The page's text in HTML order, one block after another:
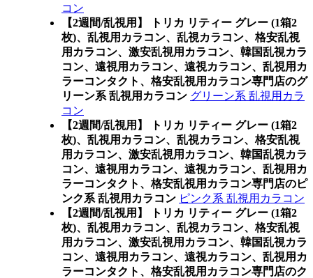
コン
【2週間/乱視用】 トリカ リティー グレー (1箱2
枚)、乱視用カラコン、乱視カラコン、格安乱視
用カラコン、激安乱視用カラコン、韓国乱視カラ
コン、遠視用カラコン、遠視カラコン、乱視用カ
ラーコンタクト、格安乱視用カラコン専門店のグ
リーン系 乱視用カラコン グリーン系 乱視用カラ
コン
【2週間/乱視用】 トリカ リティー グレー (1箱2
枚)、乱視用カラコン、乱視カラコン、格安乱視
用カラコン、激安乱視用カラコン、韓国乱視カラ
コン、遠視用カラコン、遠視カラコン、乱視用カ
ラーコンタクト、格安乱視用カラコン専門店のピ
ンク系 乱視用カラコン ピンク系 乱視用カラコン
【2週間/乱視用】 トリカ リティー グレー (1箱2
枚)、乱視用カラコン、乱視カラコン、格安乱視
用カラコン、激安乱視用カラコン、韓国乱視カラ
コン、遠視用カラコン、遠視カラコン、乱視用カ
ラーコンタクト、格安乱視用カラコン専門店のク